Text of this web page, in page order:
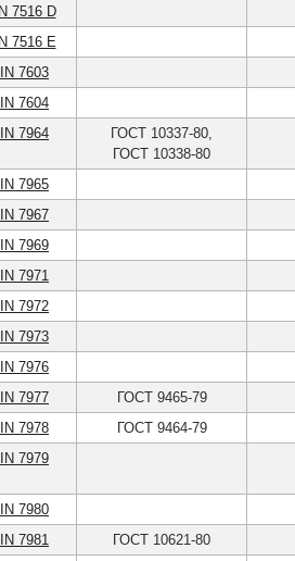
7516 D
7516 E
7603
7604
7964
ГОСТ 10337-80,
ГОСТ 10338-80
7965
7967
7969
7971
7972
7973
7976
7977
ГОСТ 9465-79
7978
ГОСТ 9464-79
7979
7980
7981
ГОСТ 10621-80